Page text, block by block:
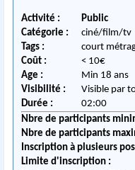
Activité :
Public
Catégorie :
ciné/film/tv
Tags :
court
Coût :
< 10€
Age :
Min 18 ans
Visibilité :
Visible par
Durée :
02:00
Nbre de participants
Nbre de participants
Inscription à plusieurs
Limite d'inscription :